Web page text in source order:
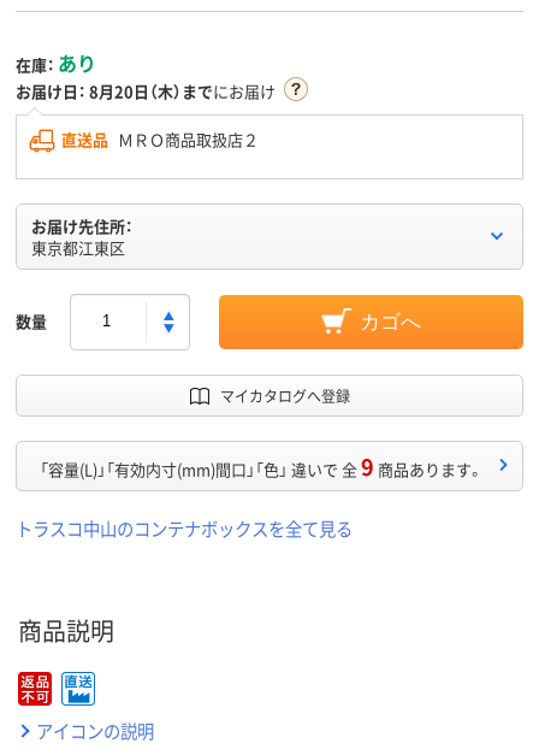
在庫： あり
お届け日： 8月20日（木）までにお届け
直送品 ＭＲＯ商品取扱店２
お届け先住所：
東京都江東区
数量 カゴへ
マイカタログへ登録
「容量(L)」「有効内寸(mm)間口」「色」 違いで 全9 商品あります。
トラスコ中山のコンテナボックスを全て見る
商品説明
アイコンの説明